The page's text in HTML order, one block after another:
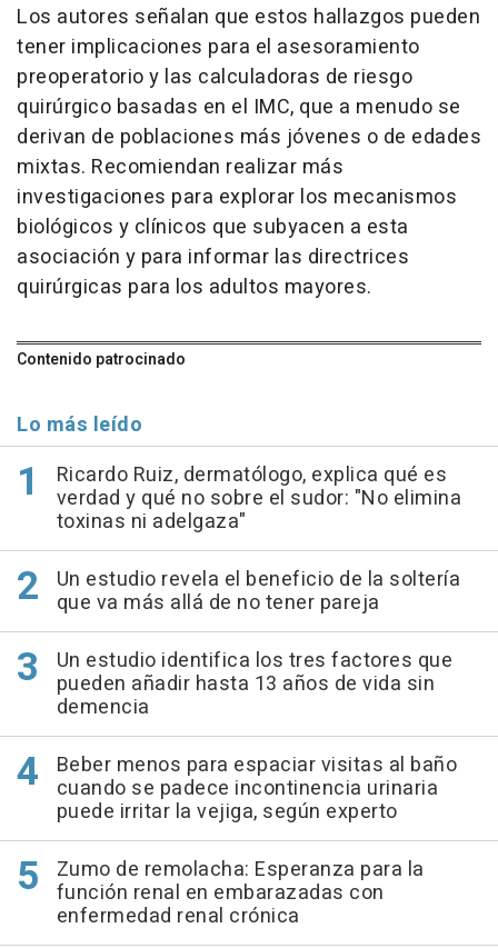
Los autores señalan que estos hallazgos pueden
tener implicaciones para el asesoramiento
preoperatorio y las calculadoras de riesgo
quirúrgico basadas en el IMC, que a menudo se
derivan de poblaciones más jóvenes o de edades
mixtas. Recomiendan realizar más
investigaciones para explorar los mecanismos
biológicos y clínicos que subyacen a esta
asociación y para informar las directrices
quirúrgicas para los adultos mayores.
Contenido patrocinado
Lo más leído
Ricardo Ruiz, dermatólogo, explica qué es
verdad y qué no sobre el sudor: "No elimina
toxinas ni adelgaza"
Un estudio revela el beneficio de la soltería
que va más allá de no tener pareja
Un estudio identifica los tres factores que
pueden añadir hasta 13 años de vida sin
demencia
Beber menos para espaciar visitas al baño
cuando se padece incontinencia urinaria
puede irritar la vejiga, según experto
Zumo de remolacha: Esperanza para la
función renal en embarazadas con
enfermedad renal crónica